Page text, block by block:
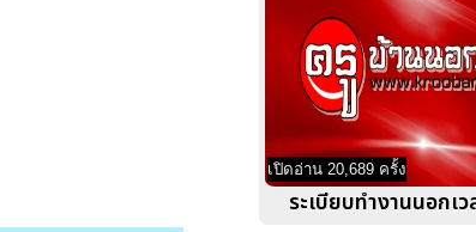
เปิดอ่าน 20,689 ครั้ง
ระเบียบทำงานนอกเว